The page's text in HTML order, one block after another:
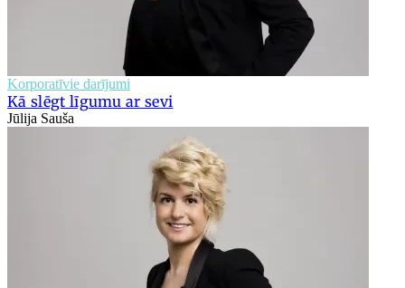
Korporatīvie darījumi
Kā slēgt līgumu ar sevi
Jūlija Sauša